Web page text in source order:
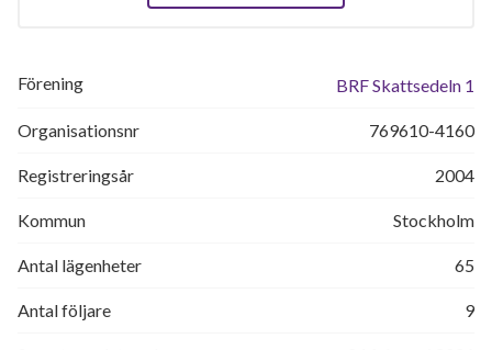
Förening BRF Skattsedeln 1
Organisationsnr 769610-4160
Registreringsår 2004
Kommun Stockholm
Antal lägenheter 65
Antal följare 9